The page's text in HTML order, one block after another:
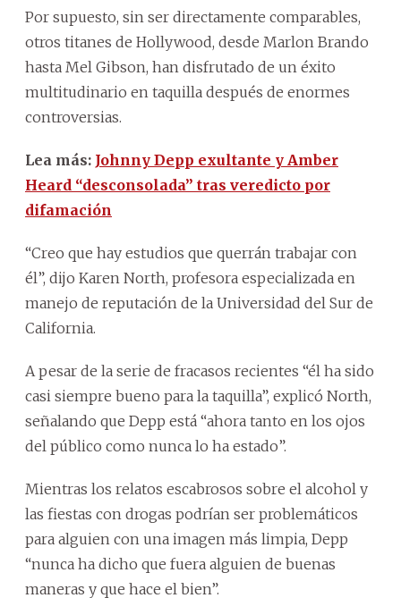
Por supuesto, sin ser directamente comparables,
otros titanes de Hollywood, desde Marlon Brando
hasta Mel Gibson, han disfrutado de un éxito
multitudinario en taquilla después de enormes
controversias.
Lea más: Johnny Depp exultante y Amber
Heard “desconsolada” tras veredicto por
difamación
“Creo que hay estudios que querrán trabajar con
él”, dijo Karen North, profesora especializada en
manejo de reputación de la Universidad del Sur de
California.
A pesar de la serie de fracasos recientes “él ha sido
casi siempre bueno para la taquilla”, explicó North,
señalando que Depp está “ahora tanto en los ojos
del público como nunca lo ha estado”.
Mientras los relatos escabrosos sobre el alcohol y
las fiestas con drogas podrían ser problemáticos
para alguien con una imagen más limpia, Depp
“nunca ha dicho que fuera alguien de buenas
maneras y que hace el bien”.